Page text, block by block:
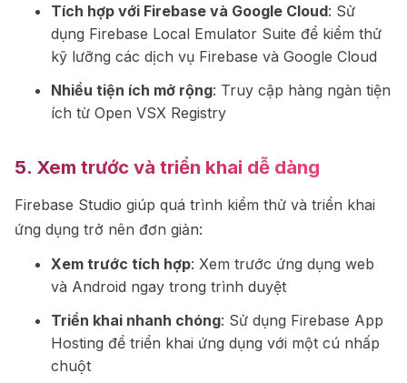
Tích hợp với Firebase và Google Cloud: Sử
dụng Firebase Local Emulator Suite để kiểm thử
kỹ lưỡng các dịch vụ Firebase và Google Cloud
Nhiều tiện ích mở rộng: Truy cập hàng ngàn tiện
ích từ Open VSX Registry
5. Xem trước và triển khai dễ dàng
Firebase Studio giúp quá trình kiểm thử và triển khai
ứng dụng trở nên đơn giản:
Xem trước tích hợp: Xem trước ứng dụng web
và Android ngay trong trình duyệt
Triển khai nhanh chóng: Sử dụng Firebase App
Hosting để triển khai ứng dụng với một cú nhấp
chuột